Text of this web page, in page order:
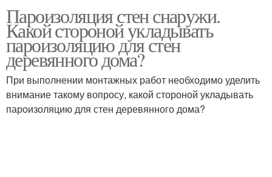
Пароизоляция стен снаружи.
Какой стороной укладывать
пароизоляцию для стен
деревянного дома?
При выполнении монтажных работ необходимо уделить
внимание такому вопросу, какой стороной укладывать
пароизоляцию для стен деревянного дома?